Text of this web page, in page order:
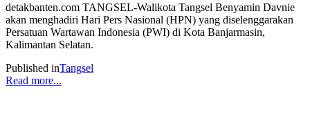
detakbanten.com TANGSEL-Walikota Tangsel Benyamin Davnie
akan menghadiri Hari Pers Nasional (HPN) yang diselenggarakan
Persatuan Wartawan Indonesia (PWI) di Kota Banjarmasin,
Kalimantan Selatan.
Published inTangsel
Read more...